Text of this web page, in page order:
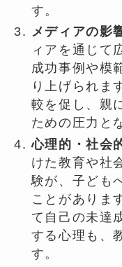
す。
メディアの影
ィアを通じて
成功事例や模
り上げられま
較を促し、親
ための圧力と
心理的・社会
けた教育や社
験が、子ども
ことがありま
て自己の未達
する心理も、
す。